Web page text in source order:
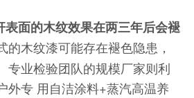
表面的木纹效果在两三年后会褪
的木纹漆可能存在褪色隐患，
专业检验团队的规模厂家则利
外专 用自洁涂料+蒸汽高温养